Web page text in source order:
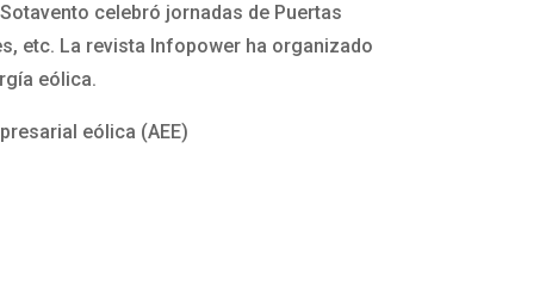
celebró jornadas de Puertas
etc. La revista Infopower ha organizado
eólica.
eólica (AEE)